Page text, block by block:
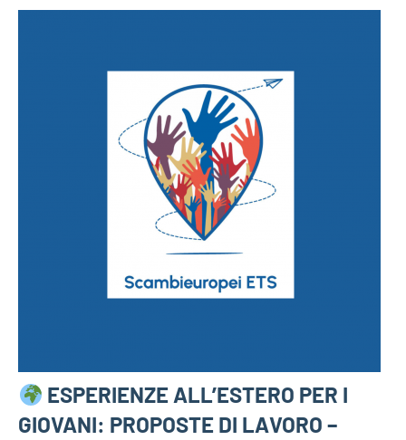
ESPERIENZE ALL’ESTERO PER I
GIOVANI: PROPOSTE DI LAVORO –